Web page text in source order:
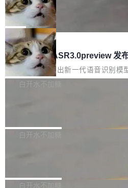
件之中，形成高度复杂的知识关联网
代码检索手段（如关键词匹配、目录
在语法层面完成文本定位，难以触及
内涵与结构关联，导致开发者使用代
理解大规模代码仓时面临显著"代码仓
颈。 代码仓深度理解服务（以下简称
e深度理解服务"）是华为云码道（
数据。 王某2024年1月入职东城区某
短剧部门，有互联网大厂背景。在公
调整期间，部门三次通知全员将数据
移到B集群，王某都回复了"收到"。 他
数据。2024年9月3日下午4点，他使
的账号密码进入A集群，输入了一条被
称为"删库跑路"的命令——最高管理
自研的多个文生3D和...
Cloudflare 分享推理优化实践：
che 量化 + 权重压缩，吞吐量提升
1%，成本降 30%
Kimi 和 GLM 是当前最强的大模型系
它们有一个共同的问题：太吃显存了
的 Kimi K 系列和智谱的 GLM 都是长
oE 架构的大模型，好用到让人上瘾，
存永远不够用。 Cloudflare 的
一直在跑这些模型的推理。他们在官
整性保护。效果是：吞吐量提升 41%
局
腾讯混元 Hy ASR3.0preview 发
腾讯混元正式推出新一代语音识别模
3.0preview。基于最新一代大语言模
让语音识别不再只是听清，而是真正
w 不要求标准普通话，方言识别覆盖
白开水不加糖
新和少量网页兼容性修复版本。
容提供的字体时出现的几个问题 为避
白开水不加糖
发布的 Release Notes，他利用 AI
白开水不加糖